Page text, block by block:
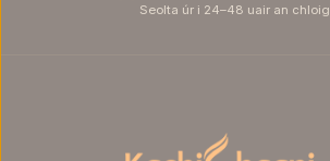
Seolta úr i 24–48 uair an chloig